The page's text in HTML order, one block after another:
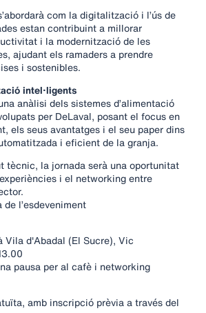
com la digitalització i l’ús de
estan contribuint a millorar
i la modernització de les
ajudant els ramaders a prendre
i sostenibles.
intel·ligents
anàlisi dels sistemes d’alimentació
per DeLaval, posant el focus en
els seus avantatges i el seu paper dins
i eficient de la granja.
tècnic, la jornada serà una oportunitat
i el networking entre
l’esdeveniment
Vila d'Abadal (El Sucre), Vic
pausa per al cafè i networking
amb inscripció prèvia a través del